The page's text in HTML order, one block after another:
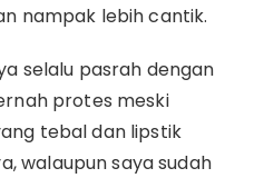
nampak lebih cantik.
selalu pasrah dengan
protes meski
tebal dan lipstik
walaupun saya sudah